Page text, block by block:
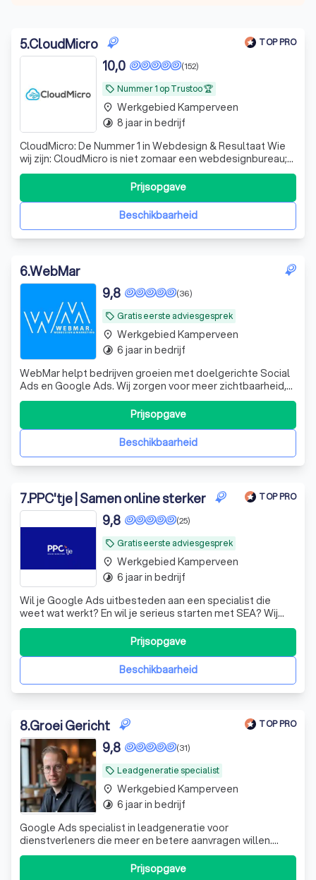
5.CloudMicro TOP PRO
local_offer Nummer 1 op Trustoo 🏆
(152)
10,0
CloudMicro: De Nummer 1 in Webdesign & Resultaat Wie
wij zijn: CloudMicro is niet zomaar een webdesignbureau;
wij zijn de digitale partner voor ondernemers die willen
groeien. Met een passie voor design en een scherp oog
voor conversie creëren wij professionele websites en
webshops die doen waar zeBeschikbaarheid
Prijsopgave
place Werkgebied Kamperveen
timelapse 8 jaar in bedrijf
6.WebMar
local_offer Gratis eerste adviesgesprek
(36)
9,8
WebMar helpt bedrijven groeien met doelgerichte Social
Ads en Google Ads. Wij zorgen voor meer zichtbaarheid,
meer leads en meer omzet door slimme
advertentiecampagnes die echt resultaat opleveren.
Beschikbaarheid
Prijsopgave
place Werkgebied Kamperveen
timelapse 6 jaar in bedrijf
7.PPC'tje | Samen online sterker TOP PRO
local_offer Gratis eerste adviesgesprek
(25)
9,8
Wil je Google Ads uitbesteden aan een specialist die
weet wat werkt? En wil je serieus starten met SEA? Wij
weten uit ervaring hoe je Google Ads inzet voor meer
bezoekers en meer betalende klanten. We denken
strategisch mee met jouw business. Niet één keer, maar
continu. We volgen campagnes actief,
Beschikbaarheid
Prijsopgave
place Werkgebied Kamperveen
timelapse 6 jaar in bedrijf
8.Groei Gericht TOP PRO
local_offer Leadgeneratie specialist
(31)
9,8
Google Ads specialist in leadgeneratie voor
dienstverleners die meer en betere aanvragen willen.
(Geen e-commerce of webshops.)
Prijsopgave
place Werkgebied Kamperveen
timelapse 6 jaar in bedrijf